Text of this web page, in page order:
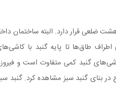
هشت ضلعی قرار دارد. البته
طاق‌ها تا پایه گنبد با
گنبد کمی متفاوت است و
بنای گنبد سبز مشاهده کرد. گنبد